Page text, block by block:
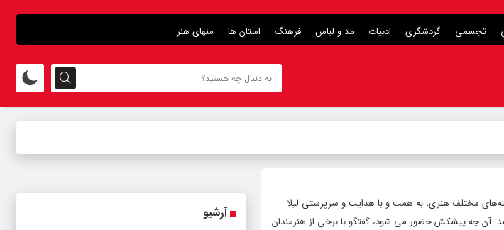
تجسمی گردشگری ادبیات مد و لباس فرهنگ استان ها منهای هنر
مختلف هنری، به همت و با هدایت و سرپرستی لیلا
برگزار شد. آن چه پیشکش حضور می شود، گفتگو با برخی از هنرمندان
آرشیو